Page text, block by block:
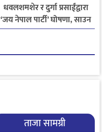
धवलशमशेर र दुर्गा प्रसाईंद्वारा
‘जय नेपाल पार्टी’ घोषणा, साउन
२८ मा आयोगमा दर्ता गर्ने तयारी
ताजा सामग्री